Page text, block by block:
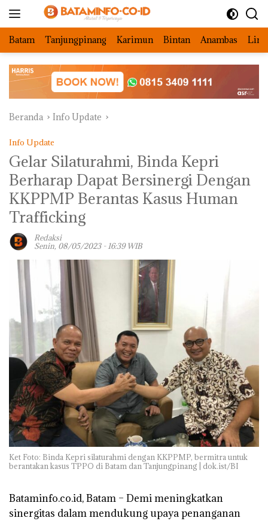
Batam Tanjungpinang Karimun Bintan Anambas
Beranda Info Update
Info Update
Gelar Silaturahmi, Binda Kepri
Berharap Dapat Bersinergi Dengan
KKPPMP Berantas Kasus Human
Trafficking
Redaksi
Senin, 08/05/2023 - 16:39 WIB
Ket Foto: Binda Kepri silaturahmi dengan KKPPMP, bermitra untuk
berantakan kasus TPPO di Batam dan Tanjungpinang | dok.ist/BI
Bataminfo.co.id, Batam – Demi meningkatkan
sinergitas dalam mendukung upaya penanganan